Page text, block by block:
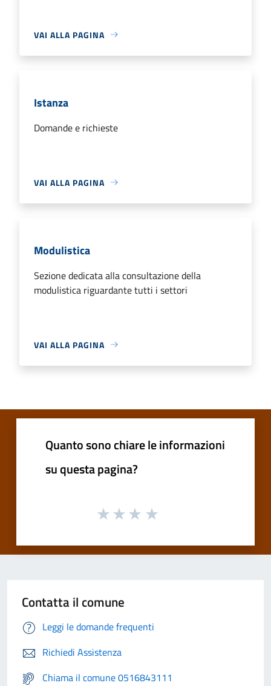
VAI ALLA PAGINA
Istanza
Domande e richieste
VAI ALLA PAGINA
Modulistica
Sezione dedicata alla consultazione della
modulistica riguardante tutti i settori
VAI ALLA PAGINA
Quanto sono chiare le informazioni
su questa pagina?
Contatta il comune
Leggi le domande frequenti
Richiedi Assistenza
Chiama il comune 0516843111